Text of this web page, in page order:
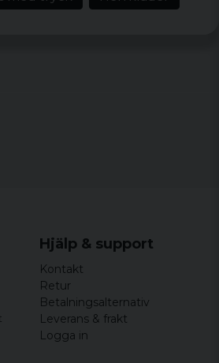
Hjälp & support
Kontakt
Retur
Betalningsalternativ
Leverans & frakt
Logga in